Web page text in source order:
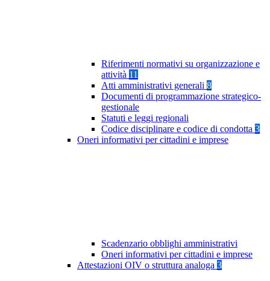
Riferimenti normativi su organizzazione e
attività 11
Atti amministrativi generali 8
Documenti di programmazione strategico-
gestionale
Statuti e leggi regionali
Codice disciplinare e codice di condotta 3
Oneri informativi per cittadini e imprese
Scadenzario obblighi amministrativi
Oneri informativi per cittadini e imprese
Attestazioni OIV o struttura analoga 3